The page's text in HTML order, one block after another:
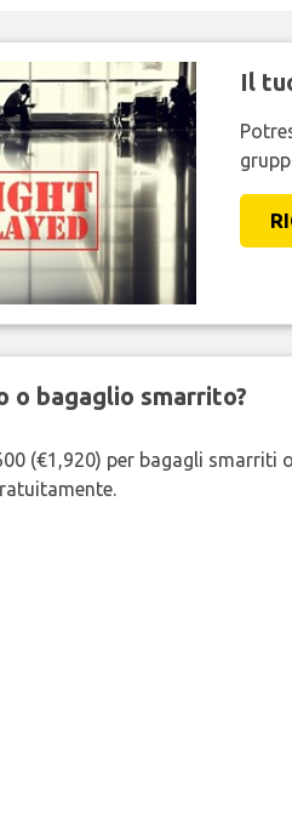
Il
bagaglio smarrito?
(€1,920) per bagagli